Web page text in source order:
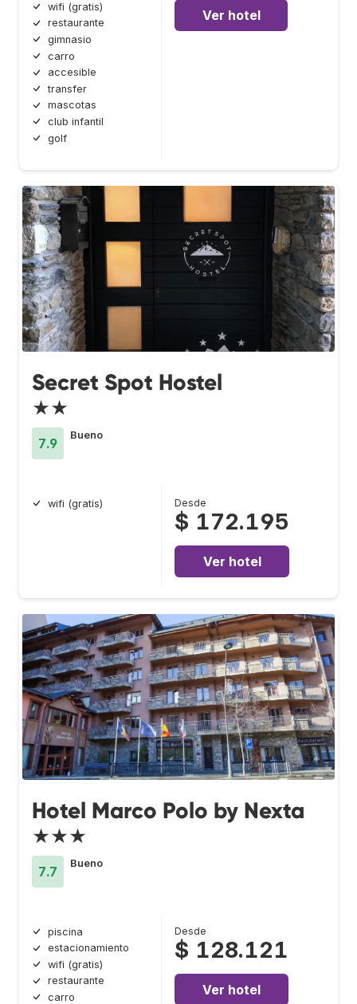
wifi (gratis)
restaurante
gimnasio
carro
accesible
transfer
mascotas
club infantil
golf
Ver hotel
Secret Spot Hostel
★★
7.9
Bueno
wifi (gratis) Desde
$ 172.195
Ver hotel
Hotel Marco Polo by Nexta
★★★
7.7
Bueno
piscina
estacionamiento
wifi (gratis)
restaurante
carro
Desde
$ 128.121
Ver hotel